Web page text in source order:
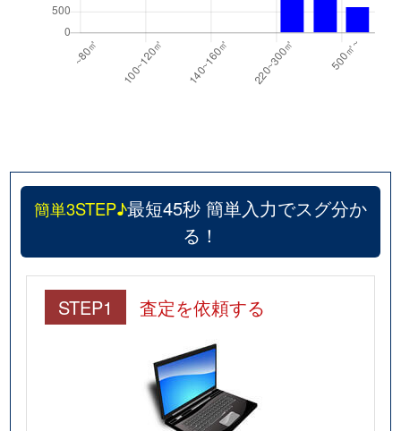
簡単3STEP♪最短45秒 簡単入力でスグ分か
る！
STEP1 査定を依頼する